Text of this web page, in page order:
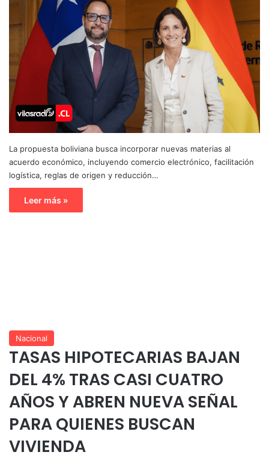
La propuesta boliviana busca incorporar nuevas materias al
acuerdo económico, incluyendo comercio electrónico, facilitación
logística, reglas de origen y reducción…
Leer más »
Nacional
TASAS HIPOTECARIAS BAJAN
DEL 4% TRAS CASI CUATRO
AÑOS Y ABREN NUEVA SEÑAL
PARA QUIENES BUSCAN
VIVIENDA